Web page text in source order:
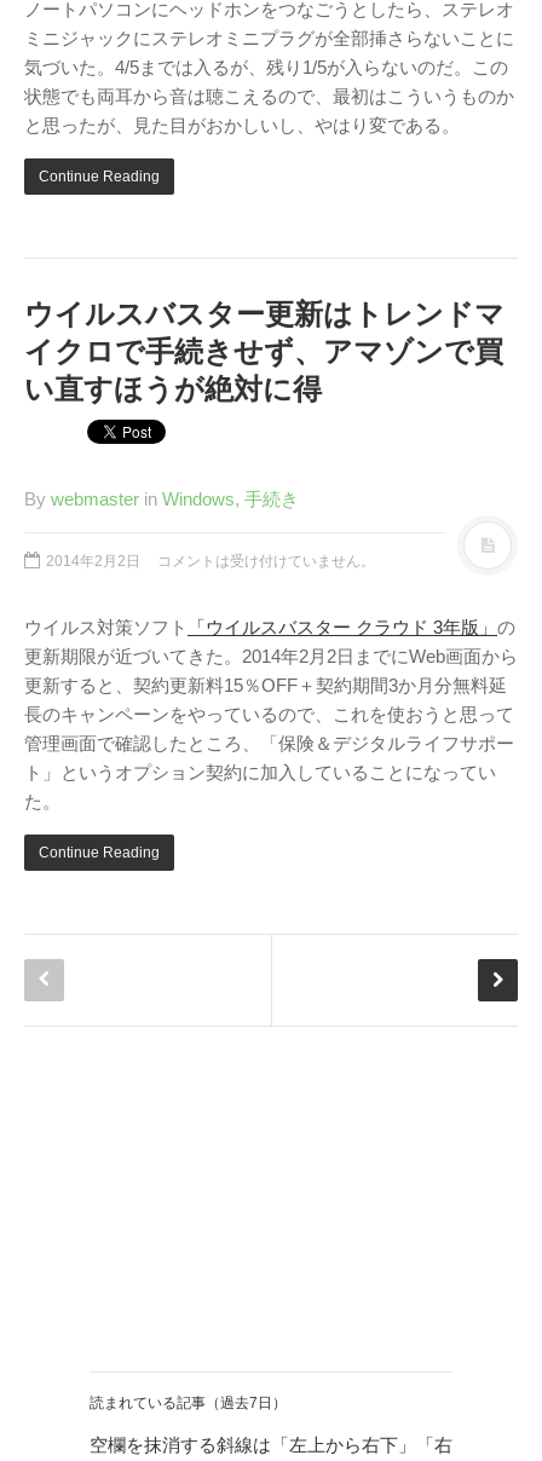
ノートパソコンにヘッドホンをつなごうとしたら、ステレオ
ミニジャックにステレオミニプラグが全部挿さらないことに
気づいた。4/5までは入るが、残り1/5が入らないのだ。この
状態でも両耳から音は聴こえるので、最初はこういうものか
と思ったが、見た目がおかしいし、やはり変である。
Continue Reading
ウイルスバスター更新はトレンドマ
イクロで手続きせず、アマゾンで買
い直すほうが絶対に得
By webmaster in Windows, 手続き
2014年2月2日 コメントは受け付けていません。
ウイルス対策ソフト 「ウイルスバスター クラウド 3年版」 の
更新期限が近づいてきた。2014年2月2日までにWeb画面から
更新すると、契約更新料15％OFF＋契約期間3か月分無料延
長のキャンペーンをやっているので、これを使おうと思って
管理画面で確認したところ、「保険＆デジタルライフサポー
ト」というオプション契約に加入していることになってい
た。
Continue Reading
読まれている記事（過去7日）
空欄を抹消する斜線は「左上から右下」「右